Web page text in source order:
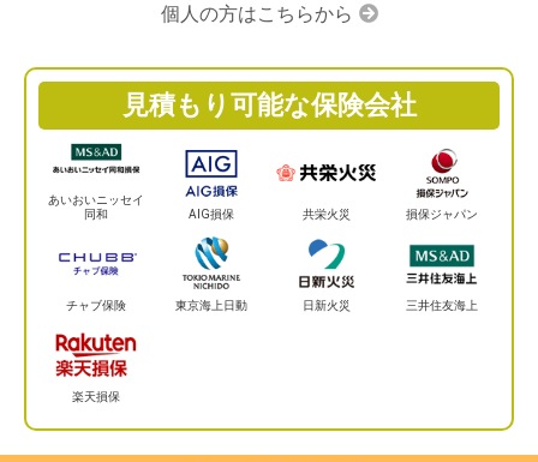
個人の方はこちらから
見積もり可能な保険会社
あいおいニッセイ
同和
AIG損保 共栄火災 損保ジャパン
チャブ保険 東京海上日動 日新火災 三井住友海上
楽天損保